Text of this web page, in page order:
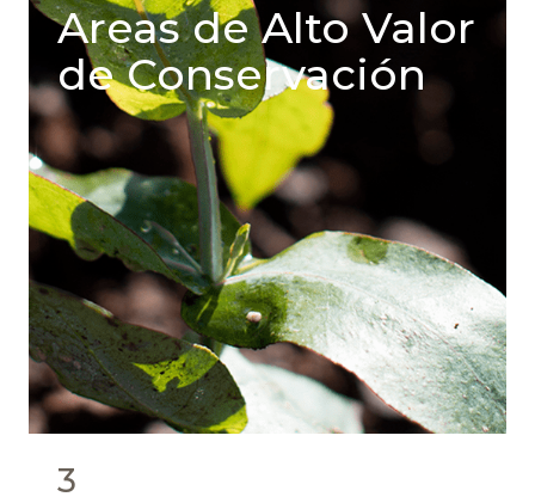
Areas de Alto Valor
de Conservación
3